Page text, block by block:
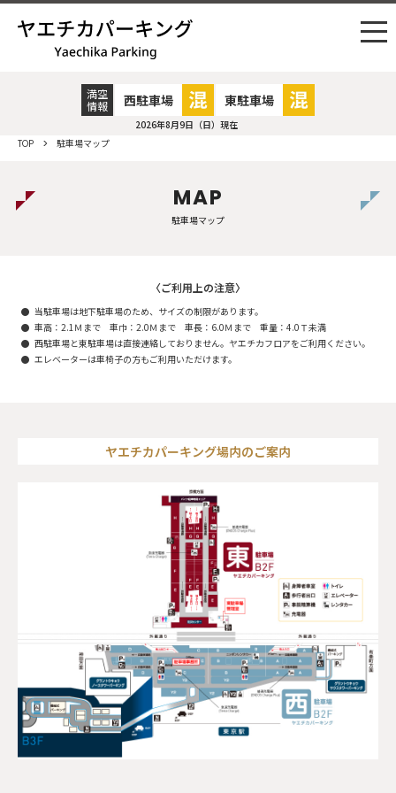
満空
情報
西駐車場 東駐車場
2026年8月9日（日） 15時16分
TOP
駐車場マップ
MAP
駐車場マップ
〈ご利用上の注意〉
● 当駐車場は地下駐車場のため、サイズの制限があります。
● 車高：2.1Ｍまで 車巾：2.0Ｍまで 車長：6.0Ｍまで 重量：4.0Ｔ未満
● 西駐車場と東駐車場は直接連絡しておりません。ヤエチカフロアをご利用ください。
● エレベーターは車椅子の方もご利用いただけます。
ヤエチカパーキング場内のご案内